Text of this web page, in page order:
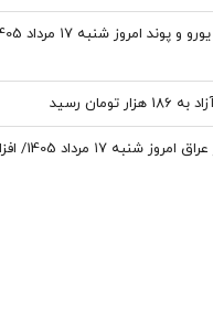
تومان رسید
۱۷ مرداد 1405/ افزایش قیمت دینار